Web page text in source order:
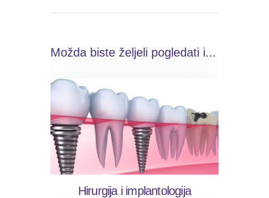
Možda biste željeli pogledati i...
Hirurgija i implantologija